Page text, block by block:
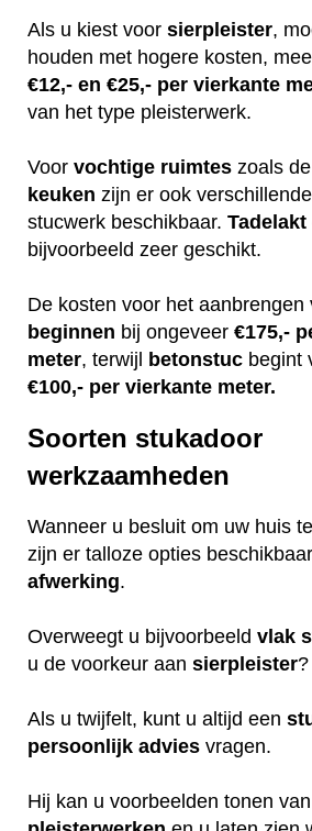
Als u kiest voor sierpleister,
houden met hogere kosten,
€12,- en €25,- per vierkante
van het type pleisterwerk.
Voor vochtige ruimtes zoals de
keuken zijn er ook
stucwerk beschikbaar. Tadelakt
bijvoorbeeld zeer geschikt.
De kosten voor het aanbrengen
beginnen bij ongeveer €175,-
meter, terwijl betonstuc begint
€100,- per vierkante meter.
Soorten stukadoor
werkzaamheden
Wanneer u besluit om uw huis
zijn er talloze opties
afwerking.
Overweegt u bijvoorbeeld vlak
u de voorkeur aan sierpleister?
Als u twijfelt, kunt u altijd een
persoonlijk advies vragen.
Hij kan u voorbeelden tonen